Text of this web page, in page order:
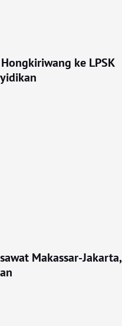
ke LPSK
Makassar-Jakarta,